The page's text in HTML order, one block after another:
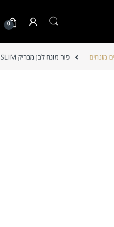
0
מונחים כיור מונח לבן מבריק RIVER SLIM